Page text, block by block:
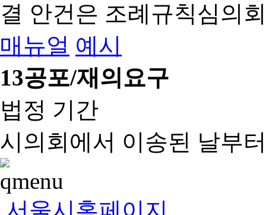
결 안건은 조례규칙심의
매뉴얼 예시
13공포/재의요구
법정 기간
시의회에서 이송된 날부